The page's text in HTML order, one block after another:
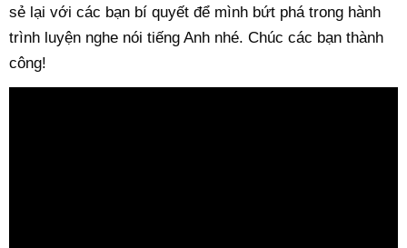
sẻ lại với các bạn bí quyết để mình bứt phá trong hành
trình luyện nghe nói tiếng Anh nhé. Chúc các bạn thành
công!